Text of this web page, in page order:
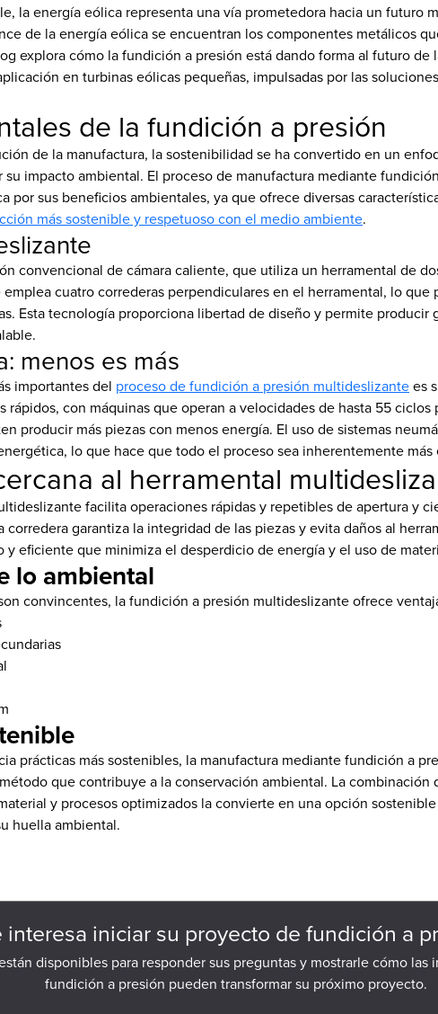
la energía eólica representa una vía prometedora hacia un futuro
de la energía eólica se encuentran los componentes metálicos
explora cómo la fundición a presión está dando forma al futuro de
en turbinas eólicas pequeñas, impulsadas por las
de la fundición a presión
de la manufactura, la sostenibilidad se ha convertido en un
su impacto ambiental. El proceso de manufactura mediante
por sus beneficios ambientales, ya que ofrece diversas
más sostenible y respetuoso con el medio ambiente.
convencional de cámara caliente, que utiliza un herramental de
cuatro correderas perpendiculares en el herramental, lo que
Esta tecnología proporciona libertad de diseño y permite producir
menos es más
importantes del proceso de fundición a presión multideslizantees
rápidos, con máquinas que operan a velocidades de hasta 55 ciclos
producir más piezas con menos energía. El uso de sistemas
lo que hace que todo el proceso sea inherentemente
al herramental
facilita operaciones rápidas y repetibles de apertura y
garantiza la integridad de las piezas y evita daños al
y eficiente que minimiza el desperdicio de energía y el uso de
lo ambiental
convincentes, la fundición a presión multideslizante ofrece
prácticas más sostenibles, la manufactura mediante fundición a
que contribuye a la conservación ambiental. La combinación
y procesos optimizados la convierte en una opción
huella ambiental.
interesa iniciar su proyecto de fundición a
disponibles para responder sus preguntas y mostrarle cómo las
fundición a presión pueden transformar su próximo proyecto.